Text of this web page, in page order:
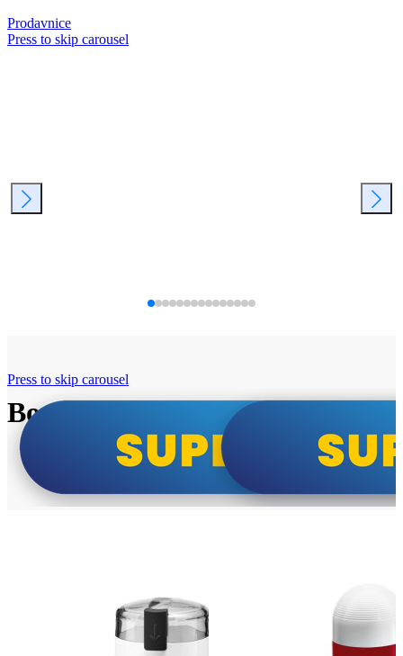
Prodavnice
Press to skip carousel
Bosch super cene
Press to skip carousel